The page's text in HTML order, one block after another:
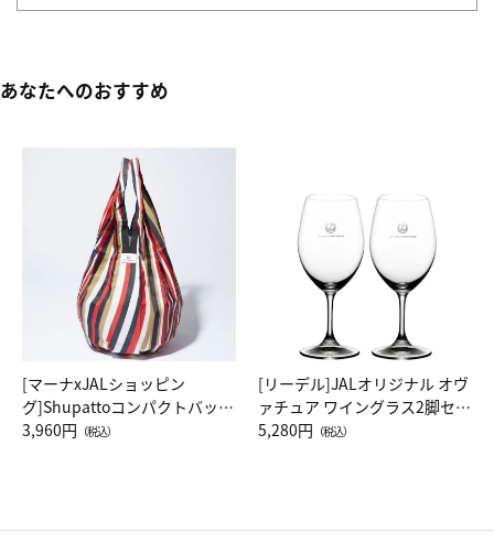
あなたへのおすすめ
[マーナxJALショッピン
グ]Shupattoコンパクトバッグ
Drop JAL客室乗務員（LC）ス
3,960円 （税込）
[リーデル]JALオリジナル オヴ
ァチュア ワイングラス2脚セッ
ト（レッドワイン）
5,280円 （税込）